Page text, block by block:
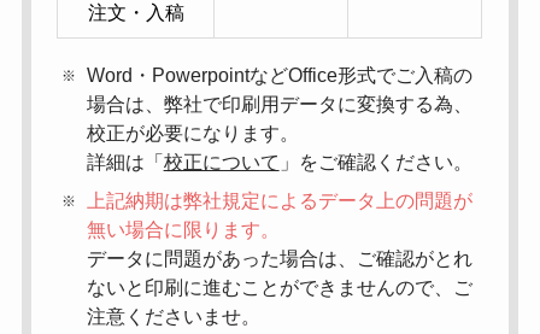
注文・入稿
Word・PowerpointなどOffice形式でご入稿の
場合は、弊社で印刷用データに変換する為、
校正が必要になります。
詳細は「 校正について 」をご確認ください。
上記納期は弊社規定によるデータ上の問題が
無い場合に限ります。
データに問題があった場合は、ご確認がとれ
ないと印刷に進むことができませんので、ご
注意くださいませ。